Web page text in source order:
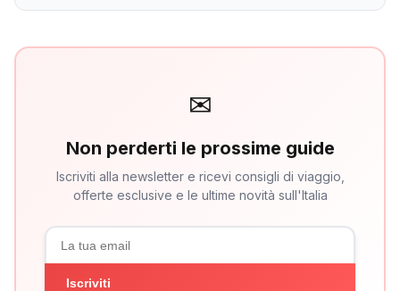
✉
Non perderti le prossime guide
Iscriviti alla newsletter e ricevi consigli di viaggio,
offerte esclusive e le ultime novità sull'Italia
Iscriviti